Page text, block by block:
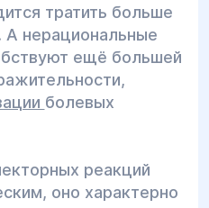
тратить больше
А нерациональные
ещё большей
болевых
реакций
оно характерно